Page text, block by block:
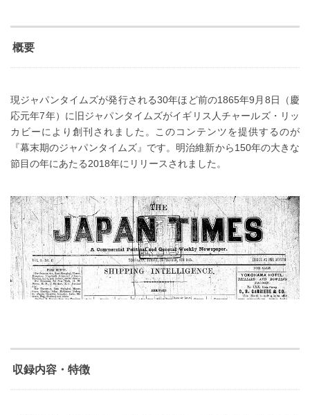
概要
現ジャパンタイムズが発行される30年ほど前の1865年9月8日（慶
応元年7年）に旧ジャパンタイムズがイギリス人チャールズ・リッ
カビーにより創刊されました。このコンテンツを提供するのが
『幕末期のジャパンタイムズ』です。明治維新から150年の大きな
節目の年にあたる2018年にリリースされました。
収録内容・特徴